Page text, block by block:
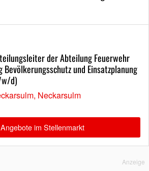
der Abteilung Feuerwehr
und Einsatzplanung
d)
Neckarsulm
im Stellenmarkt
Anzeige